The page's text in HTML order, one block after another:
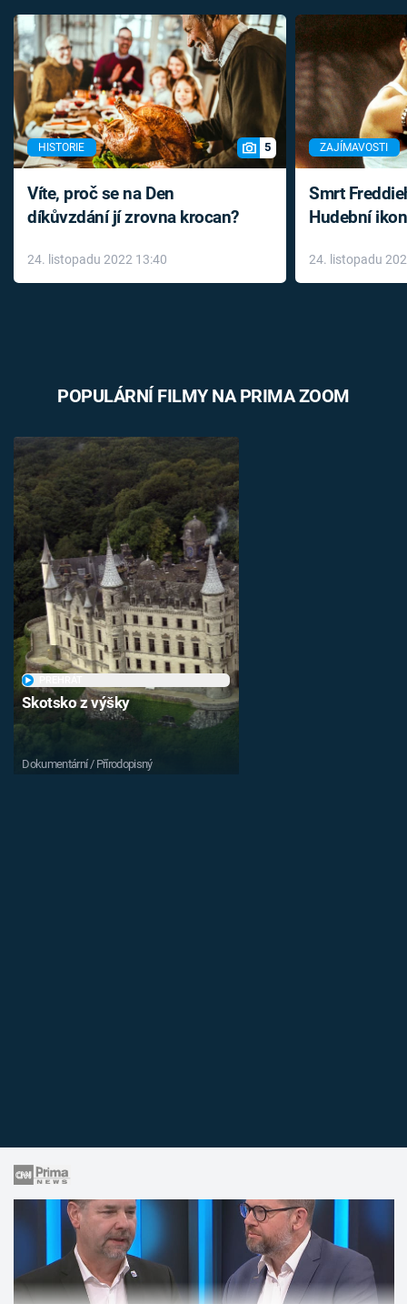
HISTORIE 5
Víte, proč se na Den
díkůvzdání jí zrovna krocan?
24. listopadu 2022 13:40
ZAJÍMAVOSTI
Smrt
Hudební
léky
24. listopadu
POPULÁRNÍ FILMY NA PRIMA ZOOM
Skotsko z výšky
Dokumentární / Přírodopisný